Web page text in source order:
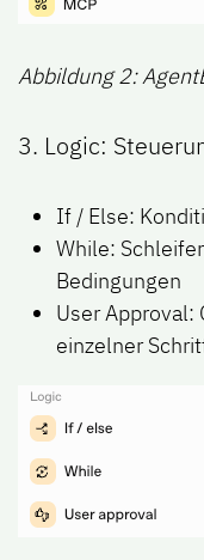
Abbildung 2:
3. Logic:
If / Else:
While:
Bedingungen
User
einzelner